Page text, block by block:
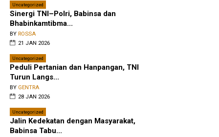
Uncategorized
Sinergi TNI–Polri, Babinsa dan
Bhabinkamtibma...
BY ROSSA
21 JAN 2026
Uncategorized
Peduli Pertanian dan Hanpangan, TNI
Turun Langs...
BY GENTRA
28 JAN 2026
Uncategorized
Jalin Kedekatan dengan Masyarakat,
Babinsa Tabu...